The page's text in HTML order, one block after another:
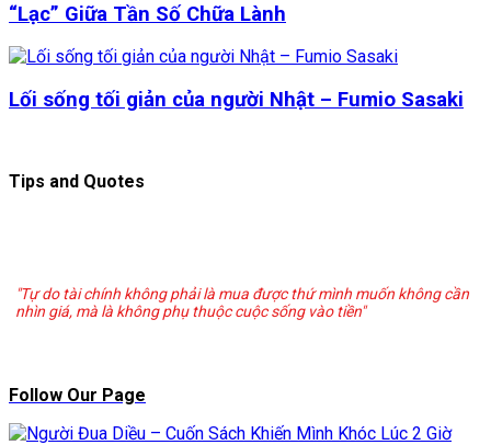
“Lạc” Giữa Tần Số Chữa Lành
Lối sống tối giản của người Nhật – Fumio Sasaki
Tips and Quotes
"Tự do tài chính không phải là mua được thứ mình muốn không cần
nhìn giá, mà là không phụ thuộc cuộc sống vào tiền"
Follow Our Page